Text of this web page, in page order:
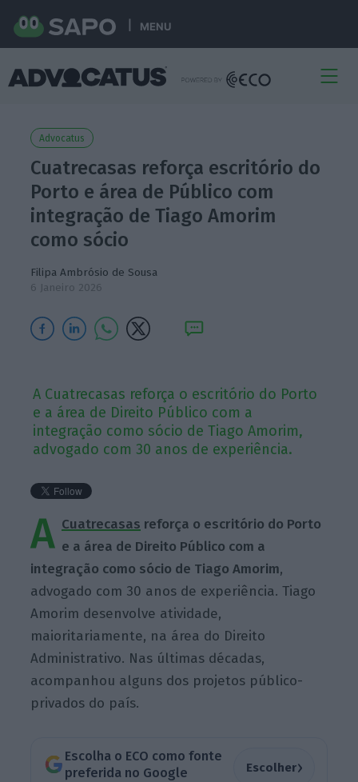
MENU
Advocatus
Cuatrecasas reforça escritório do
Porto e área de Público com
integração de Tiago Amorim
como sócio
Filipa Ambrósio de Sousa
6 Janeiro 2026
A Cuatrecasas reforça o escritório do Porto
e a área de Direito Público com a
integração como sócio de Tiago Amorim,
advogado com 30 anos de experiência.
A Cuatrecasas reforça o escritório do Porto
e a área de Direito Público com a
integração como sócio de Tiago Amorim,
advogado com 30 anos de experiência. Tiago
Amorim desenvolve atividade,
maioritariamente, na área do Direito
Administrativo. Nas últimas décadas,
acompanhou alguns dos projetos público-
privados do país.
Escolha o ECO como fonte
preferida no Google
Escolher›